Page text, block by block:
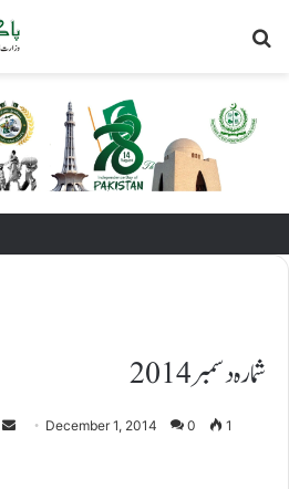
شمارہ دسمبر 2014
Send December 1, 2014 0 1